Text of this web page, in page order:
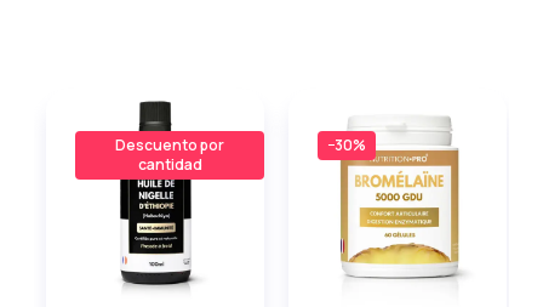
Descuento por
cantidad
−30%